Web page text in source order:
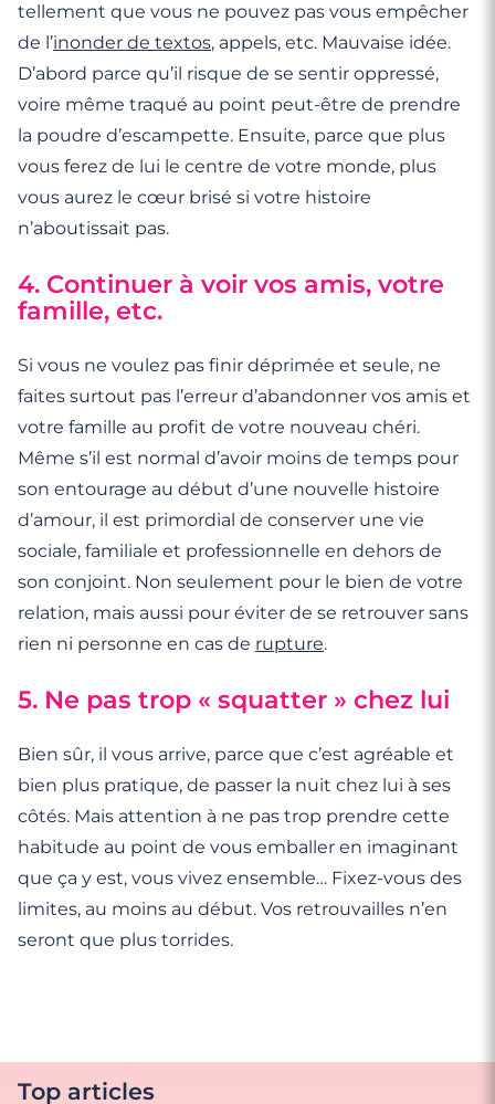
tellement que vous ne pouvez pas vous empêcher
de l’inonder de textos, appels, etc. Mauvaise idée.
D’abord parce qu’il risque de se sentir oppressé,
voire même traqué au point peut-être de prendre
la poudre d’escampette. Ensuite, parce que plus
vous ferez de lui le centre de votre monde, plus
vous aurez le cœur brisé si votre histoire
n’aboutissait pas.
4. Continuer à voir vos amis, votre
famille, etc.
Si vous ne voulez pas finir déprimée et seule, ne
faites surtout pas l’erreur d’abandonner vos amis et
votre famille au profit de votre nouveau chéri.
Même s’il est normal d’avoir moins de temps pour
son entourage au début d’une nouvelle histoire
d’amour, il est primordial de conserver une vie
sociale, familiale et professionnelle en dehors de
son conjoint. Non seulement pour le bien de votre
relation, mais aussi pour éviter de se retrouver sans
rien ni personne en cas de rupture.
5. Ne pas trop « squatter » chez lui
Bien sûr, il vous arrive, parce que c’est agréable et
bien plus pratique, de passer la nuit chez lui à ses
côtés. Mais attention à ne pas trop prendre cette
habitude au point de vous emballer en imaginant
que ça y est, vous vivez ensemble… Fixez-vous des
limites, au moins au début. Vos retrouvailles n’en
seront que plus torrides.
Top articles